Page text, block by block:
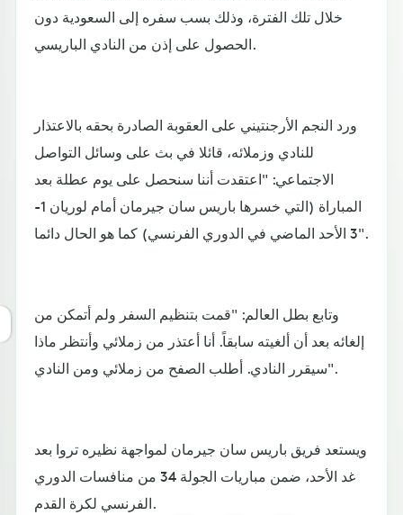
خلال تلك الفترة، وذلك بسب سفره إلى السعودية دون
الحصول على إذن من النادي الباريسي.
ورد النجم الأرجنتيني على العقوبة الصادرة بحقه بالاعتذار
للنادي وزملائه، قائلا في بث على وسائل التواصل
الاجتماعي: "اعتقدت أننا سنحصل على يوم عطلة بعد
المباراة (التي خسرها باريس سان جيرمان أمام لوريان 1-
3 الأحد الماضي في الدوري الفرنسي) كما هو الحال دائما".
وتابع بطل العالم: "قمت بتنظيم السفر ولم أتمكن من
إلغائه بعد أن ألغيته سابقاً. أنا أعتذر من زملائي وأنتظر ماذا
سيقرر النادي. أطلب الصفح من زملائي ومن النادي".
ويستعد فريق باريس سان جيرمان لمواجهة نظيره تروا بعد
غد الأحد، ضمن مباريات الجولة 34 من منافسات الدوري
الفرنسي لكرة القدم.